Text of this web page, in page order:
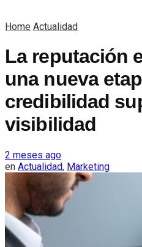
Home Actualidad
La reputación
una nueva
credibilidad
visibilidad
2 meses ago
en Actualidad, Marketing